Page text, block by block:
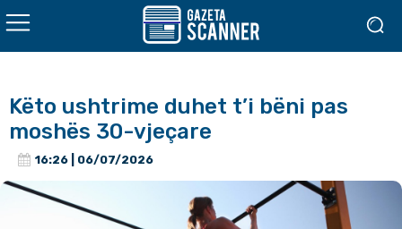
Këto ushtrime duhet t’i bëni pas
moshës 30-vjeçare
16:26 | 06/07/2026